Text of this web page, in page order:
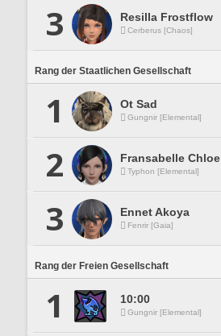
3 Resilla Frostflow
Cerberus [Chaos]
Rang der Staatlichen Gesellschaft
1 Ot Sad
Gungnir [Elemental]
2 Fransabelle Chloe
Typhon [Elemental]
3 Ennet Akoya
Fenrir [Gaia]
Rang der Freien Gesellschaft
1 10:00
Gungnir [Elemental]